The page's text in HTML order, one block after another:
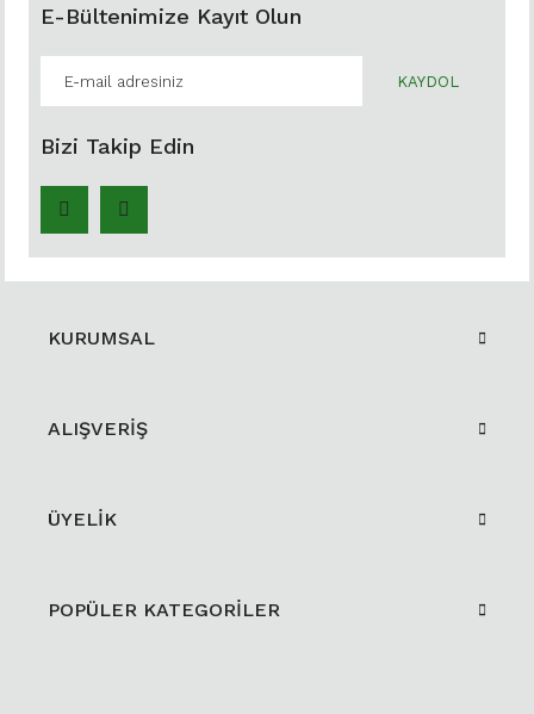
E-Bültenimize Kayıt Olun
KAYDOL
Bizi Takip Edin
KURUMSAL
ALIŞVERİŞ
ÜYELİK
POPÜLER KATEGORİLER